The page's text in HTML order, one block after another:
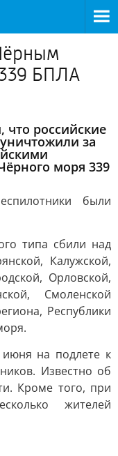
БПЛА
российские
за
моря 339
были
типа сбили над
Калужской,
Орловской,
Смоленской
Республики
на подлете к
Известно об
Кроме того, при
жителей